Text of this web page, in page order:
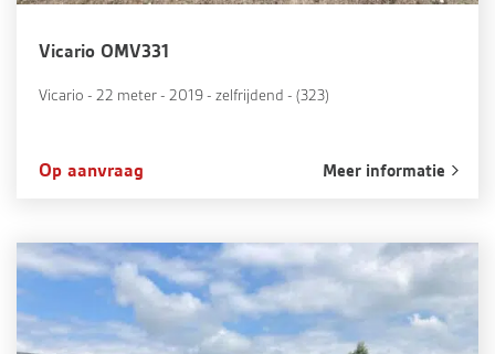
Vicario OMV331
Vicario - 22 meter - 2019 - zelfrijdend - (323)
Op aanvraag Meer informatie